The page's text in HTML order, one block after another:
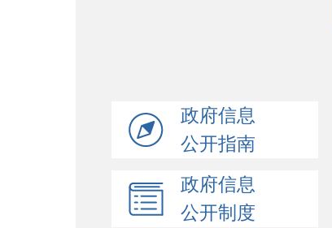
政府信息
公开指南
政府信息
公开制度